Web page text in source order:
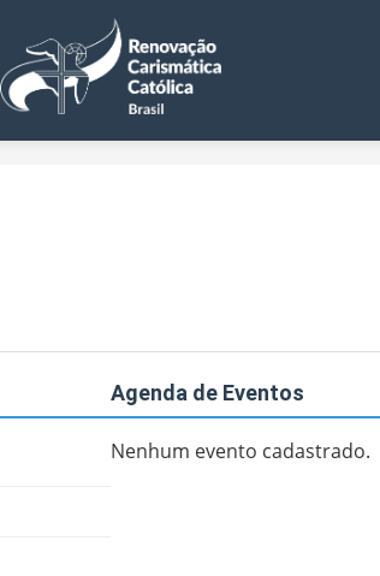
Agenda de Eventos
Nenhum evento cadastrado.